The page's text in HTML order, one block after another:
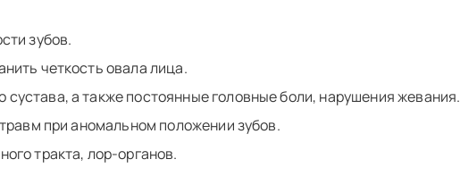
зубов.
четкость овала лица.
а также постоянные головные боли, нарушения жевания.
при аномальном положении зубов.
тракта, лор-органов.